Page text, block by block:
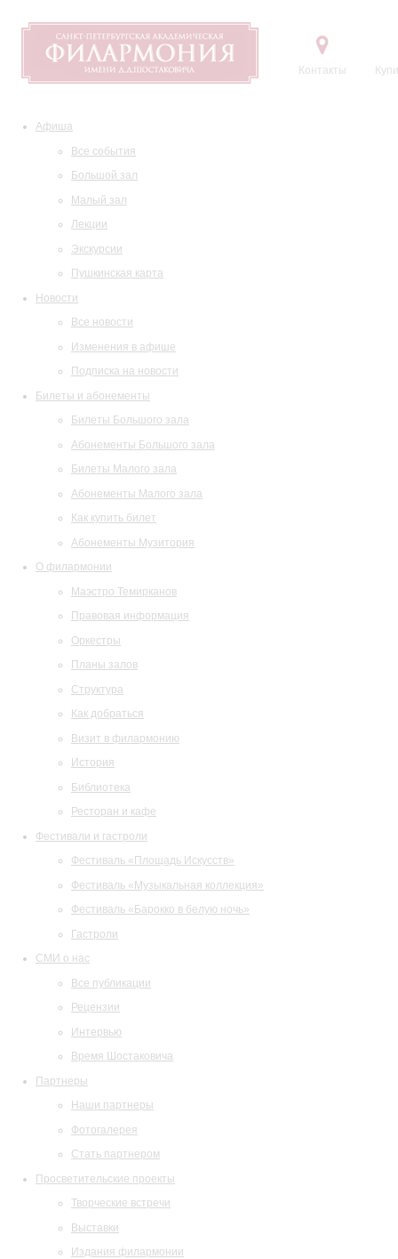
Контакты
Афиша
Все события
Большой зал
Малый зал
Лекции
Экскурсии
Пушкинская карта
Новости
Все новости
Изменения в афише
Подписка на новости
Билеты и абонементы
Билеты Большого зала
Абонементы Большого зала
Билеты Малого зала
Абонементы Малого зала
Как купить билет
Абонементы Музитория
О филармонии
Маэстро Темирканов
Правовая информация
Оркестры
Планы залов
Структура
Как добраться
Визит в филармонию
История
Библиотека
Ресторан и кафе
Фестивали и гастроли
Фестиваль «Площадь Искусств»
Фестиваль «Музыкальная коллекция»
Фестиваль «Барокко в белую ночь»
Гастроли
СМИ о нас
Все публикации
Рецензии
Интервью
Время Шостаковича
Партнеры
Наши партнеры
Фотогалерея
Стать партнером
Просветительские проекты
Творческие встречи
Выставки
Издания филармонии